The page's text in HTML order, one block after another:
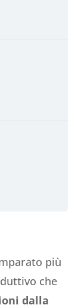
più
che
dalla